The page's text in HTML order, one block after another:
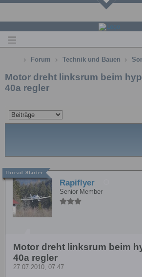
Forum Technik und Bauen
Motor dreht linksrum beim
40a regler
Rapiflyer
Senior Member
Motor dreht linksrum beim
40a regler
27.07.2010, 07:47